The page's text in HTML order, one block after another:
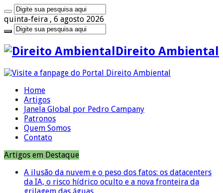
quinta-feira , 6 agosto 2026
Direito Ambiental
Home
Artigos
Janela Global por Pedro Campany
Patronos
Quem Somos
Contato
Artigos em Destaque
A ilusão da nuvem e o peso dos fatos: os datacenters
da IA, o risco hídrico oculto e a nova fronteira da